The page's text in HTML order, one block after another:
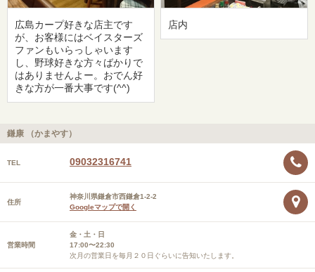
広島カープ好きな店主です
が、お客様にはベイスターズ
ファンもいらっしゃいます
し、野球好きな方々ばかりで
はありませんよー。おでん好
きな方が一番大事です(^^)
店内
鎌康 （かまやす）
TEL 09032316741
住所
神奈川県鎌倉市西鎌倉1-2-2
Googleマップで開く
営業時間
金・土・日
17:00〜22:30
次月の営業日を毎月２０日ぐらいに告知いたします。